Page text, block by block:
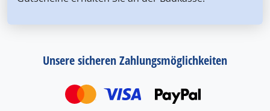
Unsere sicheren Zahlungsmöglichkeiten